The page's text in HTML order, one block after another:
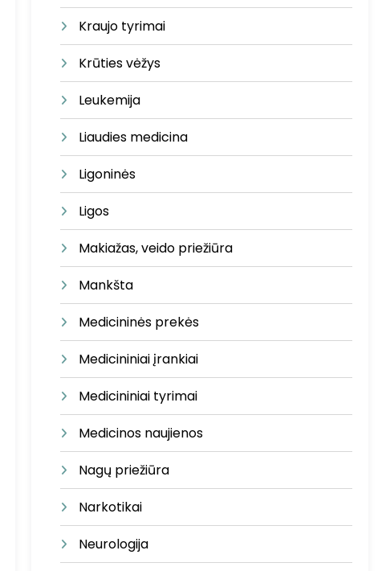
Kraujo tyrimai
Krūties vėžys
Leukemija
Liaudies medicina
Ligoninės
Ligos
Makiažas, veido priežiūra
Mankšta
Medicininės prekės
Medicininiai įrankiai
Medicininiai tyrimai
Medicinos naujienos
Nagų priežiūra
Narkotikai
Neurologija